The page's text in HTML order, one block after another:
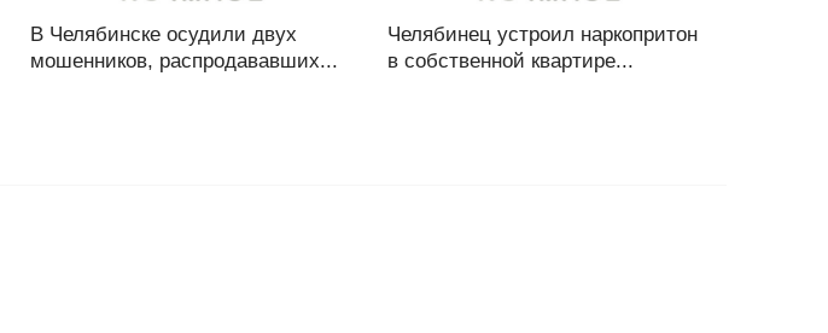
В Челябинске осудили двух
мошенников, распродававших...
Челябинец устроил наркопритон
в собственной квартире...